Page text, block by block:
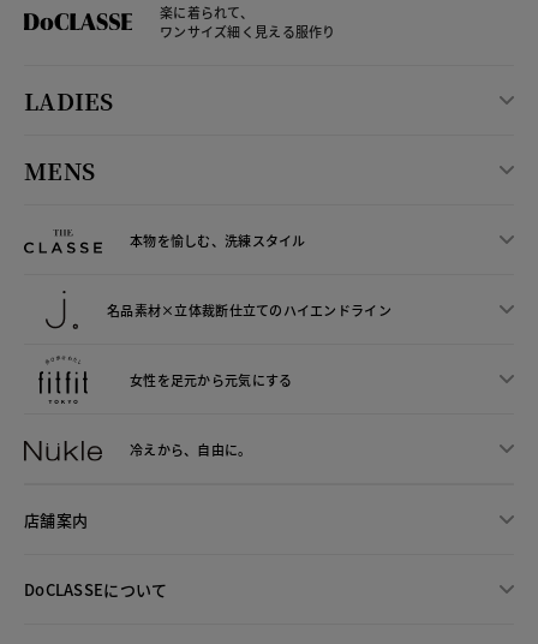
楽に着られて、
ワンサイズ細く見える服作り
LADIES
MENS
本物を愉しむ、洗練スタイル
名品素材×立体裁断仕立てのハイエンドライン
女性を足元から元気にする
冷えから、 自由に。
店舗案内
DoCLASSEについて